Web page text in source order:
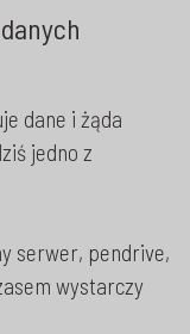
dane i żąda
jedno z
serwer, pendrive,
wystarczy